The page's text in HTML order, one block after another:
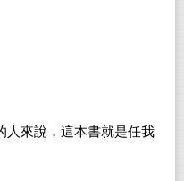
人來說，這本書就是任我